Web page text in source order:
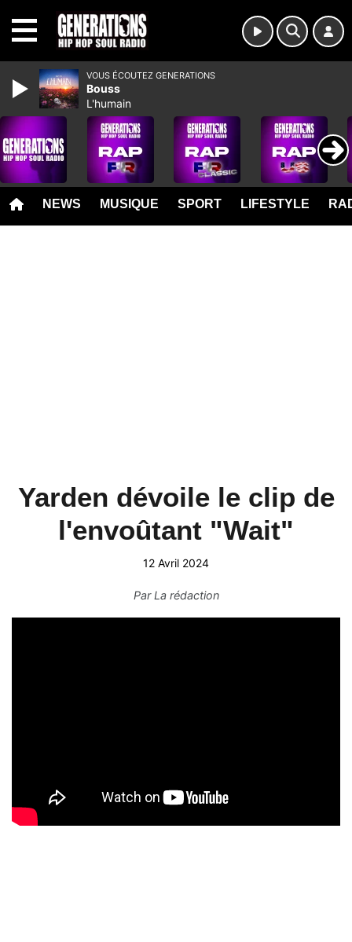
NEWS MUSIQUE SPORT LIFESTYLE
Yarden dévoile le clip de
l'envoûtant "Wait"
12 Avril 2024
ParLa rédaction
VOUS ÉCOUTEZ GENERATIONS
Bouss
L'humain